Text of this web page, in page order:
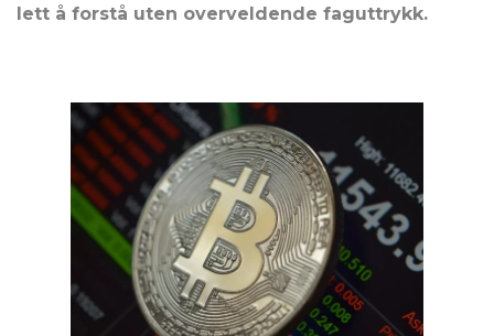
lett å forstå uten overveldende faguttrykk.